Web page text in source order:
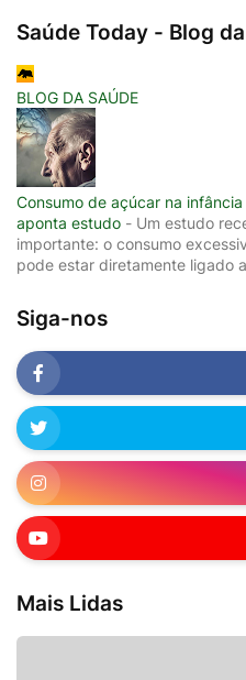
Saúde Today - Blog
BLOG DA SAÚDE
Consumo de açúcar na
aponta estudo - Um estudo
importante: o consumo
pode estar diretamente ligado
Siga-nos
Mais Lidas